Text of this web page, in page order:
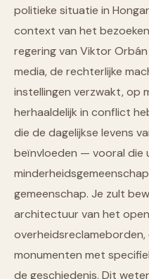
politieke situatie in
context van het
regering van Viktor Orbán
media, de rechterlijke
instellingen verzwakt, op
herhaaldelijk in conflict
die de dagelijkse levens
beïnvloeden — vooral die
gemeenschap. Je zult
architectuur van het
overheidsreclameborden,
monumenten met
de geschiedenis. Dit